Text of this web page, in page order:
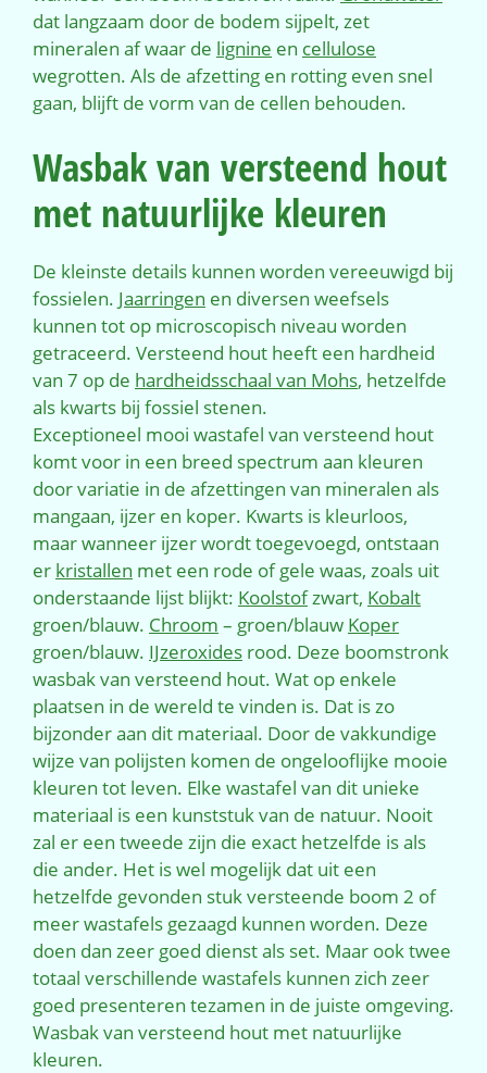
dat langzaam door de bodem sijpelt, zet
mineralen af waar de lignine en cellulose
wegrotten. Als de afzetting en rotting even snel
gaan, blijft de vorm van de cellen behouden.
Wasbak van versteend hout
met natuurlijke kleuren
De kleinste details kunnen worden vereeuwigd bij
fossielen. Jaarringen en diversen weefsels
kunnen tot op microscopisch niveau worden
getraceerd. Versteend hout heeft een hardheid
van 7 op de hardheidsschaal van Mohs, hetzelfde
als kwarts bij fossiel stenen.
Exceptioneel mooi wastafel van versteend hout
komt voor in een breed spectrum aan kleuren
door variatie in de afzettingen van mineralen als
mangaan, ijzer en koper. Kwarts is kleurloos,
maar wanneer ijzer wordt toegevoegd, ontstaan
er kristallen met een rode of gele waas, zoals uit
onderstaande lijst blijkt: Koolstofzwart, Kobalt
groen/blauw. Chroom – groen/blauw Koper
groen/blauw. IJzeroxides rood. Deze boomstronk
wasbak van versteend hout. Wat op enkele
plaatsen in de wereld te vinden is. Dat is zo
bijzonder aan dit materiaal. Door de vakkundige
wijze van polijsten komen de ongelooflijke mooie
kleuren tot leven. Elke wastafel van dit unieke
materiaal is een kunststuk van de natuur. Nooit
zal er een tweede zijn die exact hetzelfde is als
die ander. Het is wel mogelijk dat uit een
hetzelfde gevonden stuk versteende boom 2 of
meer wastafels gezaagd kunnen worden. Deze
doen dan zeer goed dienst als set. Maar ook twee
totaal verschillende wastafels kunnen zich zeer
goed presenteren tezamen in de juiste omgeving.
Wasbak van versteend hout met natuurlijke
kleuren.